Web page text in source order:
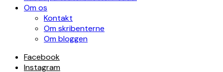
Om os
Kontakt
Om skribenterne
Om bloggen
Facebook
Instagram